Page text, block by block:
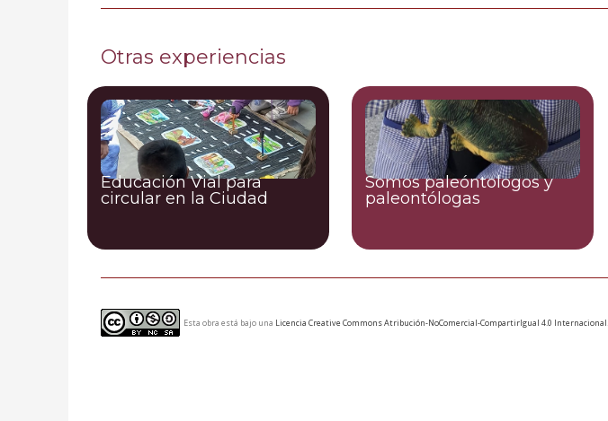
Otras experiencias
Educación Vial para
circular en la Ciudad
Somos paleóntologos y
paleontólogas
Esta obra está bajo una Licencia Creative Commons Atribución-NoComercial-CompartirIgual 4.0 Internacional